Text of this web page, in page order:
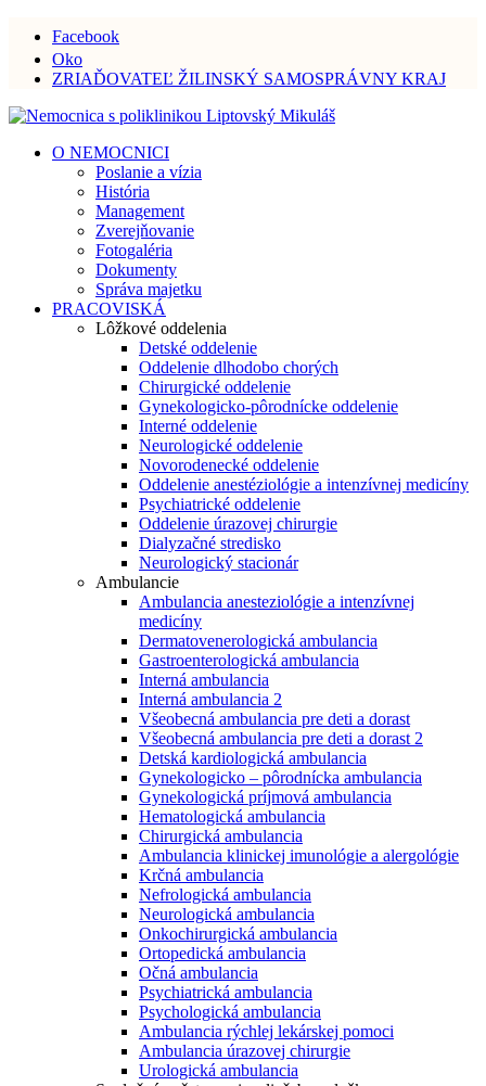
Facebook
Oko
ZRIAĎOVATEĽ ŽILINSKÝ SAMOSPRÁVNY KRAJ
O NEMOCNICI
Poslanie a vízia
História
Management
Zverejňovanie
Fotogaléria
Dokumenty
Správa majetku
PRACOVISKÁ
Lôžkové oddelenia
Detské oddelenie
Oddelenie dlhodobo chorých
Chirurgické oddelenie
Gynekologicko-pôrodnícke oddelenie
Interné oddelenie
Neurologické oddelenie
Novorodenecké oddelenie
Oddelenie anestéziológie a intenzívnej medicíny
Psychiatrické oddelenie
Oddelenie úrazovej chirurgie
Dialyzačné stredisko
Neurologický stacionár
Ambulancie
Ambulancia anesteziológie a intenzívnej
medicíny
Dermatovenerologická ambulancia
Gastroenterologická ambulancia
Interná ambulancia
Interná ambulancia 2
Všeobecná ambulancia pre deti a dorast
Všeobecná ambulancia pre deti a dorast 2
Detská kardiologická ambulancia
Gynekologicko – pôrodnícka ambulancia
Gynekologická príjmová ambulancia
Hematologická ambulancia
Chirurgická ambulancia
Ambulancia klinickej imunológie a alergológie
Krčná ambulancia
Nefrologická ambulancia
Neurologická ambulancia
Onkochirurgická ambulancia
Ortopedická ambulancia
Očná ambulancia
Psychiatrická ambulancia
Psychologická ambulancia
Ambulancia rýchlej lekárskej pomoci
Ambulancia úrazovej chirurgie
Urologická ambulancia